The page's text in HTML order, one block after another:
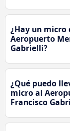
¿Hay un micro
Aeropuerto
Gabrielli?
¿Qué puedo
micro al
Francisco